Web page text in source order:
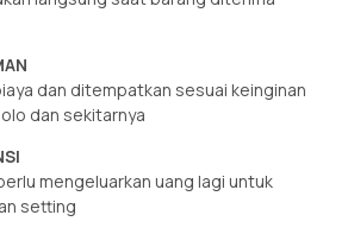
dan ditempatkan sesuai keinginan
dan sekitarnya
mengeluarkan uang lagi untuk
setting